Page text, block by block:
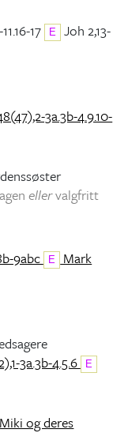
17 E
Joh 2,13-
3a.3b-4.9.10-
ellervalgfritt
9abc E
Mark
3a.3b-4.5.6 E
og deres